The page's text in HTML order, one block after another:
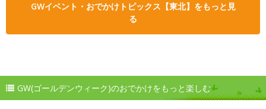
GWイベント・おでかけトピックス【東北】をもっと見
る
GW(ゴールデンウィーク)のおでかけをもっと楽しむ